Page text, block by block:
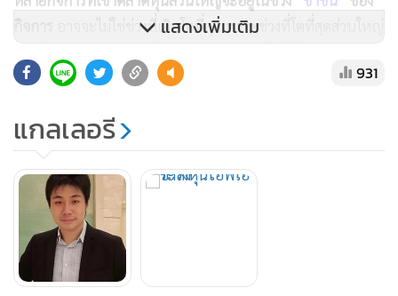
อาจจะไม่ใช่ช่วงที่เติบโตที่สุดเพราะช่วงที่โตที่สุดส่วนใหญ่
(แต่ก็มีบางบริษัทอย่าง WHA ที่เข้าตลาดมาแล้วกิจการโต
ที่สุดของธุรกิจไปแล้วถ้าเป็นนักฟุตบอลก็คือ ผ่านฟอร์มอันสุด
ยอดไปแล้วแต่ก็เลือกที่จะเข้าตลาดหุ้นอาจจะเข้าตลาดหุ้นเพราะ
เห็นคนอื่นเข้าแล้วราคาหุ้นขึ้นกัน หรืออาจจะต้องการเงินทุนไป
ขยายกิจการใหม่ กระทั่งนำไปซื้อกิจการด้วยการเทกโอเวอร์
ร้ายที่สุดคือ เข้าตลาดหุ้นเพราะต้องการใช้หนี้ หรือเพื่อล้าง
ขาดทุนสะสมแบบนี้มีความเสี่ยงสูง
บางกิจการอาจจะมีแบรนด์ที่คนรู้จักทำให้มั่นใจว่าจะเป็นธุรกิจที่
แสดงเพิ่มเติม
931
แกลเลอรี